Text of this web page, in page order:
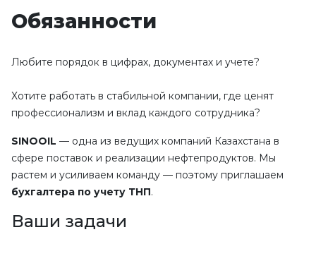
Обязанности
Любите порядок в цифрах, документах и учете?
Хотите работать в стабильной компании, где ценят
профессионализм и вклад каждого сотрудника?
SINOOIL — одна из ведущих компаний Казахстана в
сфере поставок и реализации нефтепродуктов. Мы
бухгалтера по учету ТНП.
Ваши задачи